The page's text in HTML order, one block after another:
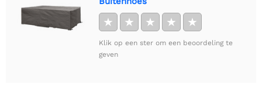
★ ★ ★ ★ ★
Klik op een ster om een beoordeling te
geven